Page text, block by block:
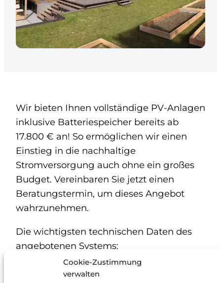
Cookie-Zustimmung
verwalten
Wir bieten Ihnen vollständige PV-Anlagen
inklusive Batteriespeicher bereits ab
17.800 € an! So ermöglichen wir einen
Einstieg in die nachhaltige
Stromversorgung auch ohne ein großes
Budget. Vereinbaren Sie jetzt einen
Beratungstermin, um dieses Angebot
wahrzunehmen.
Die wichtigsten technischen Daten des
angebotenen Systems:
PV-Module mit insgesamt 10 kW